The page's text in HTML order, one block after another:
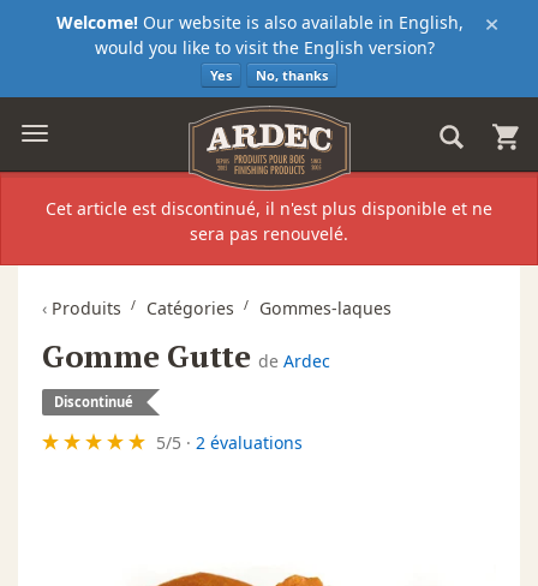
×
Welcome! Our website is also available in English,
would you like to visit the English version?
Yes No, thanks
Cet article est discontinué, il n'est plus disponible et ne
sera pas renouvelé.
‹ Produits Catégories Gommes-laques
Gomme Gutte deArdec
Discontinué
5/5 · 2 évaluations